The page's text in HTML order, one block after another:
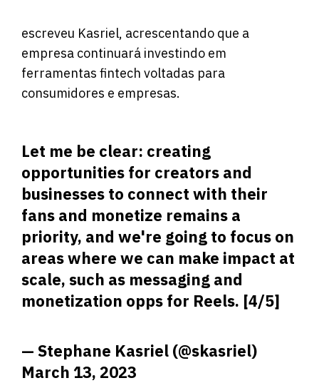
escreveu Kasriel, acrescentando que a
empresa continuará investindo em
ferramentas fintech voltadas para
consumidores e empresas.
Let me be clear: creating
opportunities for creators and
businesses to connect with their
fans and monetize remains a
priority, and we're going to focus on
areas where we can make impact at
scale, such as messaging and
monetization opps for Reels. [4/5]
— Stephane Kasriel (@skasriel)
March 13, 2023